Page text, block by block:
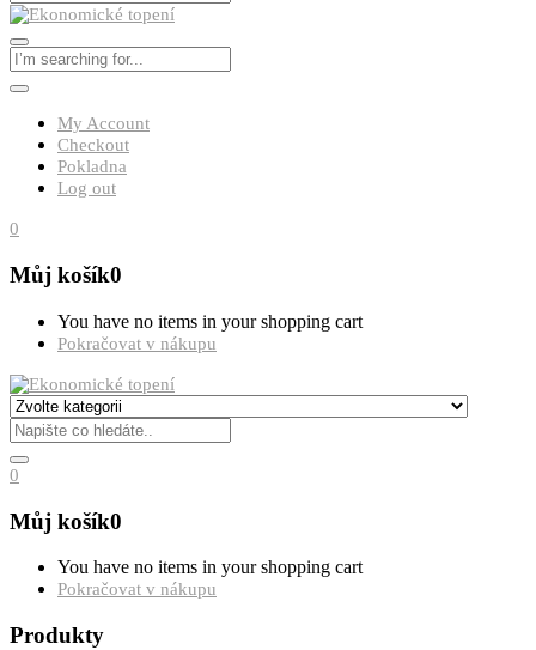
My Account
Checkout
Pokladna
Log out
0
Můj košík0
You have no items in your shopping cart
Pokračovat v nákupu
0
Můj košík0
You have no items in your shopping cart
Pokračovat v nákupu
Produkty